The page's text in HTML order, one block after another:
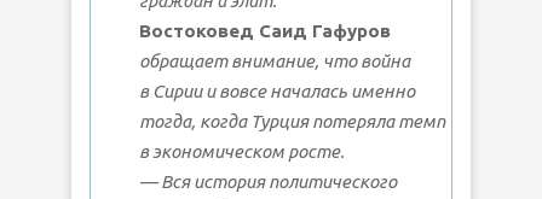
Востоковед Саид Гафуров
обращает внимание, что война
в Сирии и вовсе началась именно
тогда, когда Турция потеряла темп
в экономическом росте.
— Вся история политического